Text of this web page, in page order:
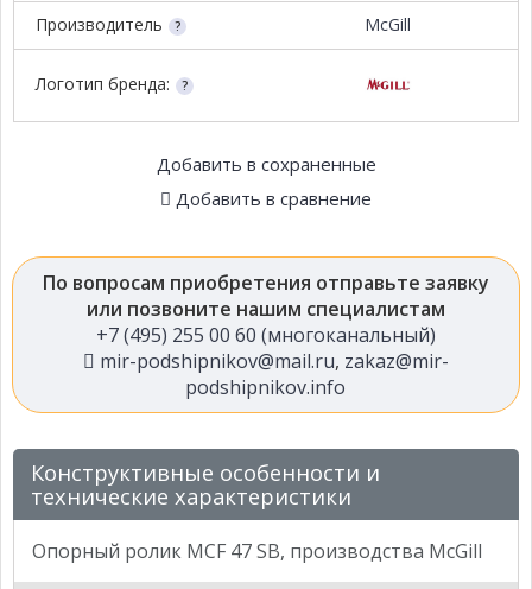
Производитель McGill
Логотип бренда:
Добавить в сохраненные
Добавить в сравнение
По вопросам приобретения отправьте заявку
или позвоните нашим специалистам
+7 (495) 255 00 60 (многоканальный)
mir-podshipnikov@mail.ru, zakaz@mir-
podshipnikov.info
Конструктивные особенности и
технические характеристики
Опорный ролик MCF 47 SB, производства McGill